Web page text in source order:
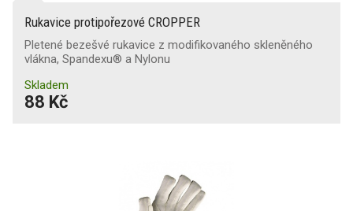
Rukavice protipořezové CROPPER
Pletené bezešvé rukavice z modifikovaného skleněného
vlákna, Spandexu® a Nylonu
Skladem
88 Kč